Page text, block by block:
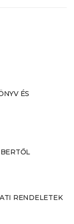
ÉS
RENDELETEK